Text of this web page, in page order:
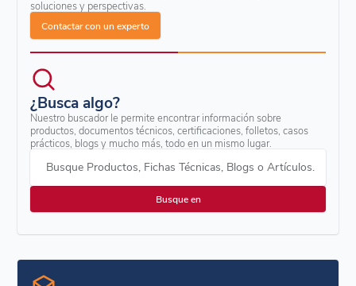
soluciones y perspectivas.
Contactar con un experto
¿Busca algo?
Nuestro buscador le permite encontrar información sobre
productos, documentos técnicos, certificaciones, folletos, casos
prácticos, blogs y mucho más, todo en un mismo lugar.
Busque Productos, Fichas Técnicas, Blogs o Artículos.